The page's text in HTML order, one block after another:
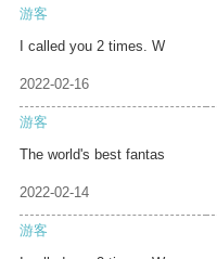
游客
I called you 2 times. W
2022-02-16
游客
The world's best fantas
2022-02-14
游客